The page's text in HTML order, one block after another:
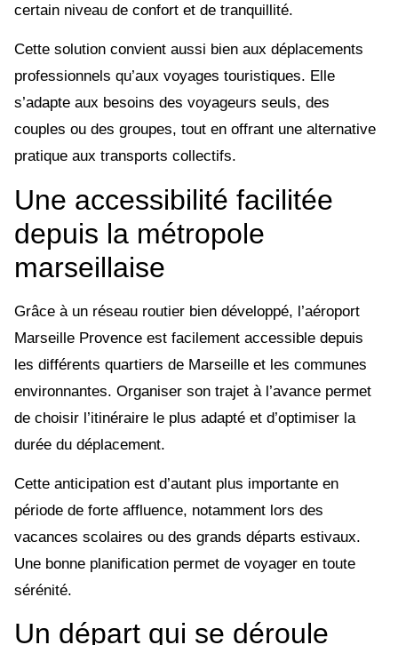
certain niveau de confort et de tranquillité.
Cette solution convient aussi bien aux déplacements
professionnels qu’aux voyages touristiques. Elle
s’adapte aux besoins des voyageurs seuls, des
couples ou des groupes, tout en offrant une alternative
pratique aux transports collectifs.
Une accessibilité facilitée
depuis la métropole
marseillaise
Grâce à un réseau routier bien développé, l’aéroport
Marseille Provence est facilement accessible depuis
les différents quartiers de Marseille et les communes
environnantes. Organiser son trajet à l’avance permet
de choisir l’itinéraire le plus adapté et d’optimiser la
durée du déplacement.
Cette anticipation est d’autant plus importante en
période de forte affluence, notamment lors des
vacances scolaires ou des grands départs estivaux.
Une bonne planification permet de voyager en toute
sérénité.
Un départ qui se déroule